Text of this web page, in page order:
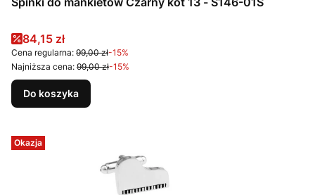
Cena promocyjna
84,15 zł
Cena regularna: 99,00 zł-15%
Najniższa cena: 99,00 zł-15%
Do koszyka
Okazja